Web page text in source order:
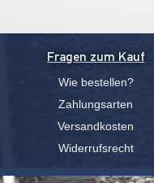
Fragen zum Kauf
Wie bestellen?
Zahlungsarten
Versandkosten
Widerrufsrecht